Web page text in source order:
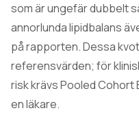
som är ungefär dubbelt
annorlunda lipidbalans
på rapporten. Dessa
referensvärden; för
risk krävs Pooled Cohort
en läkare.